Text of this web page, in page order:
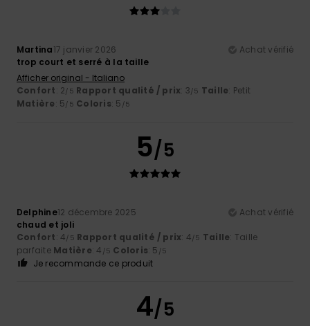
Martina17 janvier 2026
Achat vérifié
trop court et serré à la taille
Afficher original - Italiano
Confort: 2/5 Rapport qualité / prix: 3/5 Taille: Petit
Matière: 5/5 Coloris: 5 /5
5/5
Delphine12 décembre 2025
Achat vérifié
chaud et joli
Confort: 4/5 Rapport qualité / prix: 4/5 Taille: Taille
parfaite Matière: 4 /5 Coloris: 5 /5
Je recommande ce produit
4/5